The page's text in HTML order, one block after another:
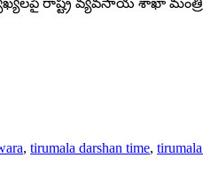
, tirumala darshan time,